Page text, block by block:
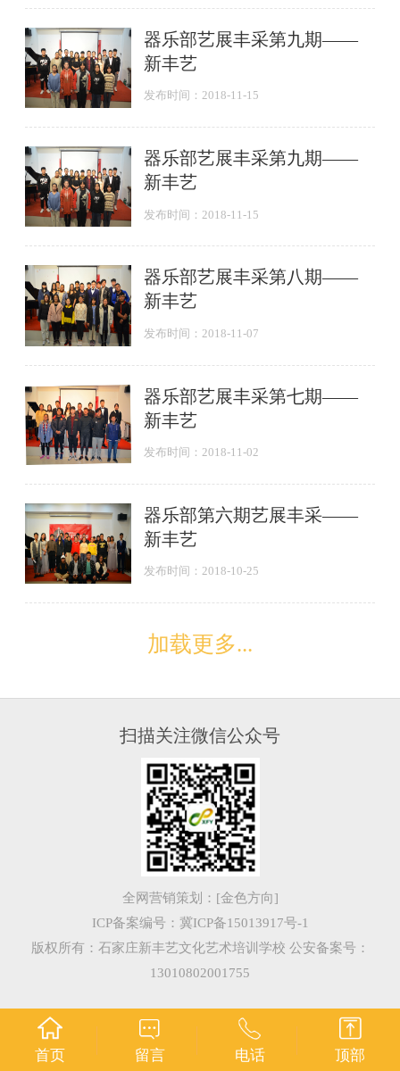
器乐部艺展丰采第九期——
新丰艺
发布时间：2018-11-15
器乐部艺展丰采第九期——
新丰艺
发布时间：2018-11-15
器乐部艺展丰采第八期——
新丰艺
发布时间：2018-11-07
器乐部艺展丰采第七期——
新丰艺
发布时间：2018-11-02
器乐部第六期艺展丰采——
新丰艺
发布时间：2018-10-25
加载更多...
扫描关注微信公众号
全网营销策划：[金色方向]
ICP备案编号：冀ICP备15013917号-1
版权所有：石家庄新丰艺文化艺术培训学校 公安备案号：
13010802001755
首页 留言 电话 顶部